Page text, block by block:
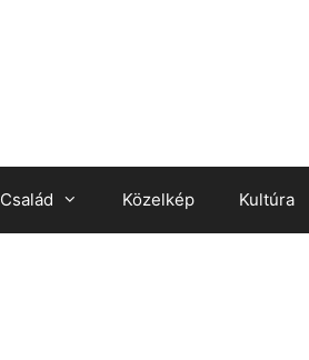
Család Közelkép Kultúra